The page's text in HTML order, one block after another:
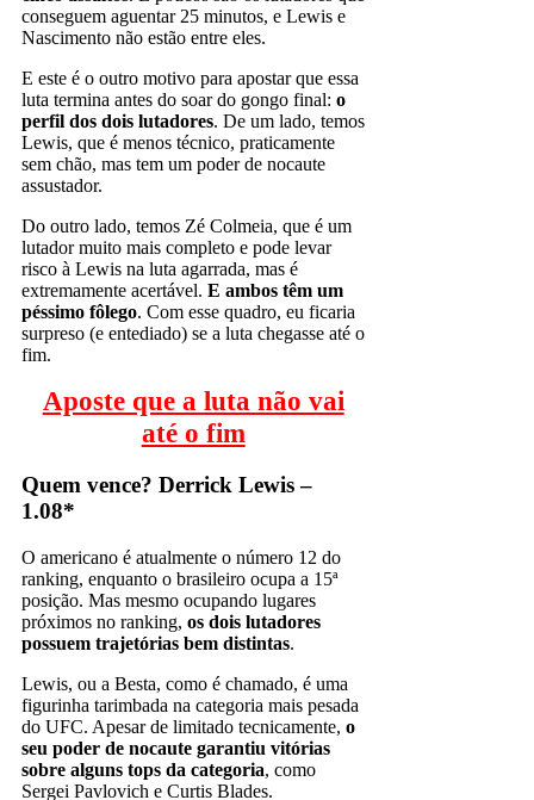
conseguem aguentar 25 minutos, e Lewis e
Nascimento não estão entre eles.
E este é o outro motivo para apostar que essa
luta termina antes do soar do gongo final: o
perfil dos dois lutadores. De um lado, temos
Lewis, que é menos técnico, praticamente
sem chão, mas tem um poder de nocaute
assustador.
Do outro lado, temos Zé Colmeia, que é um
lutador muito mais completo e pode levar
risco à Lewis na luta agarrada, mas é
extremamente acertável. E ambos têm um
péssimo fôlego. Com esse quadro, eu ficaria
surpreso (e entediado) se a luta chegasse até o
fim.
Aposte que a luta não vai
até o fim
Quem vence? Derrick Lewis –
1.08*
O americano é atualmente o número 12 do
ranking, enquanto o brasileiro ocupa a 15ª
posição. Mas mesmo ocupando lugares
próximos no ranking, os dois lutadores
possuem trajetórias bem distintas.
Lewis, ou a Besta, como é chamado, é uma
figurinha tarimbada na categoria mais pesada
do UFC. Apesar de limitado tecnicamente, o
seu poder de nocaute garantiu vitórias
sobre alguns tops da categoria, como
Sergei Pavlovich e Curtis Blades.